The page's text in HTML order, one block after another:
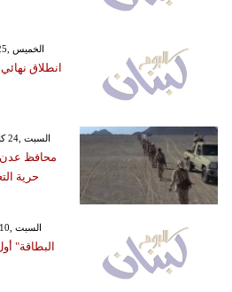
GMT 19:23 2019 الخميس ,25 إبريل / نيسان
انطلاق
GMT 05:18 2026 السبت ,24 كانون الثاني / يناير
محافظ عدن
حرية
GMT 19:20 2018 السبت ,10 شباط / فبراير
البطاقة"